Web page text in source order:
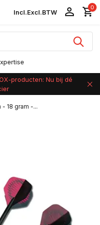
Incl.Excl.BTW
0
producten: Nu bij dé
18 gram -...